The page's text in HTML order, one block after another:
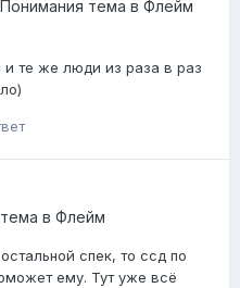
тема в Флейм
и те же люди из раза в раз
тема в Флейм
спек, то ссд по
ему. Тут уже всё